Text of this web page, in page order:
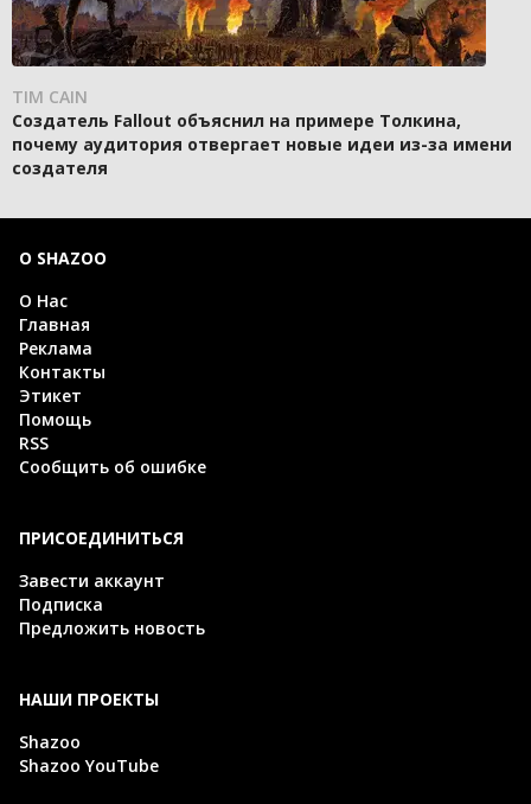
TIM CAIN
Создатель Fallout объяснил на примере Толкина,
почему аудитория отвергает новые идеи из-за имени
создателя
О SHAZOO
О Нас
Главная
Реклама
Контакты
Этикет
Помощь
RSS
Сообщить об ошибке
ПРИСОЕДИНИТЬСЯ
Завести аккаунт
Подписка
Предложить новость
НАШИ ПРОЕКТЫ
Shazoo
Shazoo YouTube